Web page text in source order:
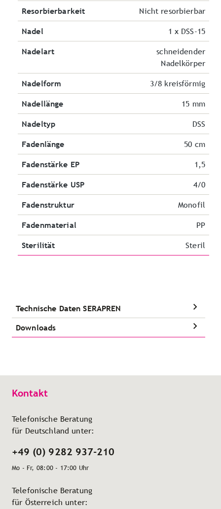
Resorbierbarkeit Nicht resorbierbar
Nadel 1 x DSS-15
Nadelart
schneidender
Nadelkörper
Nadelform 3/8 kreisförmig
Nadellänge 15 mm
Nadeltyp DSS
Fadenlänge 50 cm
Fadenstärke EP 1,5
Fadenstärke USP 4/0
Fadenstruktur Monofil
Fadenmaterial PP
Sterilität Steril
Technische Daten SERAPREN
Downloads
Kontakt
Telefonische Beratung
für Deutschland unter:
+49 (0) 9282 937-210
Mo - Fr, 08:00 - 17:00 Uhr
Telefonische Beratung
für Österreich unter: